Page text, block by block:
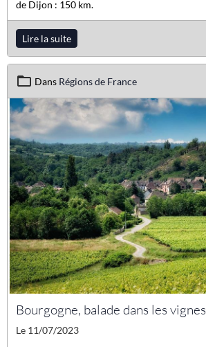
de Dijon : 150 km.
Lire la suite
Dans Régions de France
Bourgogne, balade dans les vignes
Le 11/07/2023